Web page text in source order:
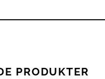
PRODUKTER